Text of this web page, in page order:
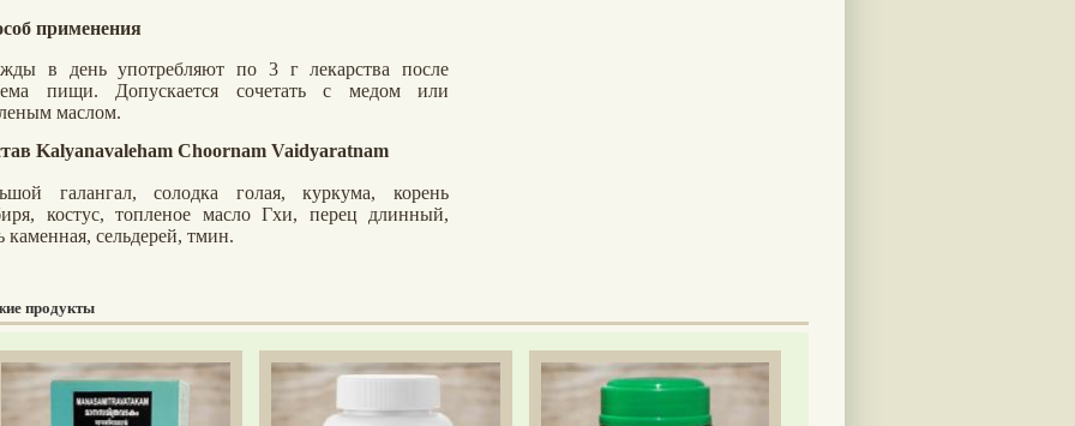
применения
в день употребляют по 3 г лекарства после
пищи. Допускается сочетать с медом или
маслом.
Kalyanavaleham Choornam Vaidyaratnam
галангал, солодка голая, куркума, корень
костус, топленое масло Гхи, перец длинный,
каменная, сельдерей, тмин.
продукты